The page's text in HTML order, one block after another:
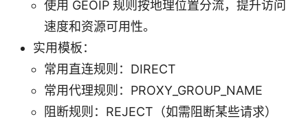
使用 GEOIP 规则按地理位置分流，提升访问
速度和资源可用性。
实用模板：
常用直连规则：DIRECT
常用代理规则：PROXY_GROUP_NAME
阻断规则：REJECT（如需阻断某些请求）